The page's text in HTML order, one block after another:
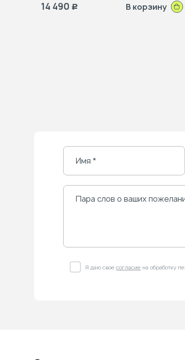
14 490 Р В корзину
Я даю свое согласие на обработку